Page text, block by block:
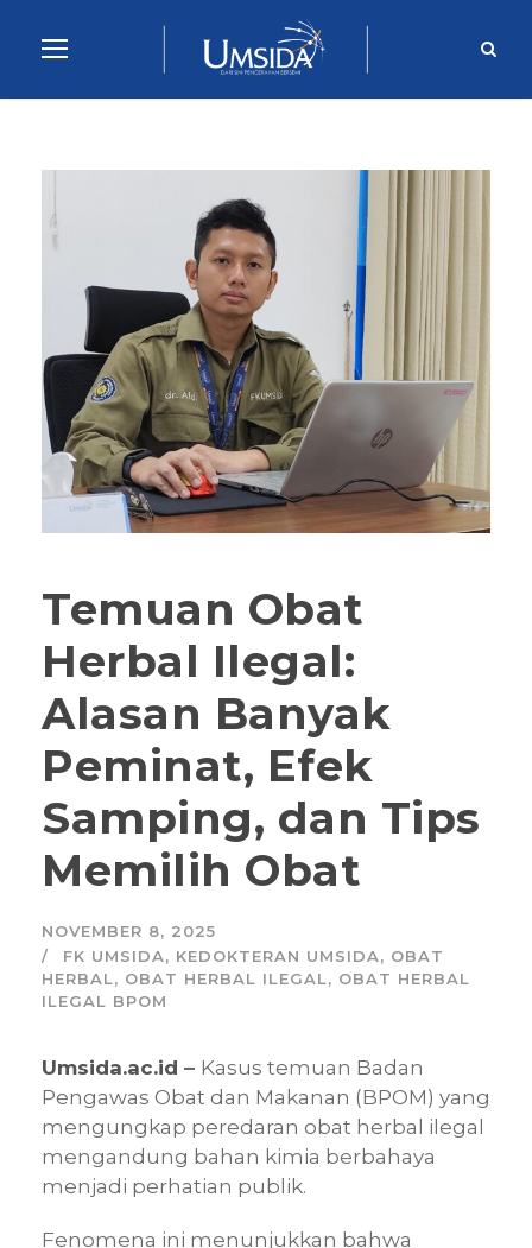
Temuan Obat
Herbal Ilegal:
Alasan Banyak
Peminat, Efek
Samping, dan Tips
Memilih Obat
NOVEMBER 8, 2025
FK UMSIDA, KEDOKTERAN UMSIDA, OBAT
HERBAL, OBAT HERBAL ILEGAL, OBAT HERBAL
ILEGAL BPOM
Umsida.ac.id – Kasus temuan Badan
Pengawas Obat dan Makanan (BPOM) yang
mengungkap peredaran obat herbal ilegal
mengandung bahan kimia berbahaya
menjadi perhatian publik.
Fenomena ini menunjukkan bahwa